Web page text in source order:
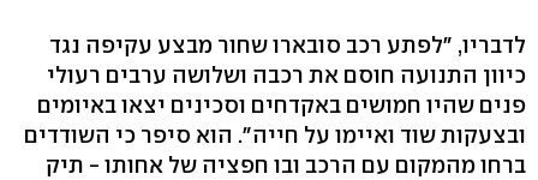
לדבריו, "לפתע רכב סובארו שחור מבצע עקיפה נגד
כיוון התנועה חוסם את רכבה ושלושה ערבים רעולי
פנים שהיו חמושים באקדחים וסכינים יצאו באיומים
ובצעקות שוד ואיימו על חייה". הוא סיפר כי השודדים
ברחו מהמקום עם הרכב ובו חפציה של אחותו - תיק